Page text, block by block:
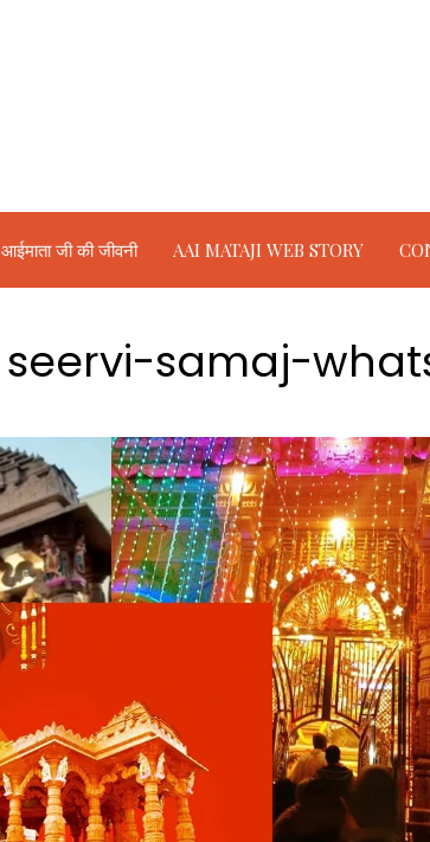
आईमाता जी की जीवनी AAI MATAJI WEB STORY
seervi-samaj-